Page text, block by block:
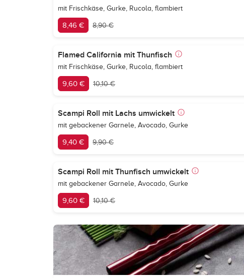
mit Frischkäse, Gurke, Rucola, flambiert
8,46 € 8,90 €
Flamed California mit Thunfisch
mit Frischkäse, Gurke, Rucola, flambiert
9,60 € 10,10 €
Scampi Roll mit Lachs umwickelt
mit gebackener Garnele, Avocado, Gurke
9,40 € 9,90 €
Scampi Roll mit Thunfisch umwickelt
mit gebackener Garnele, Avocado, Gurke
9,60 € 10,10 €